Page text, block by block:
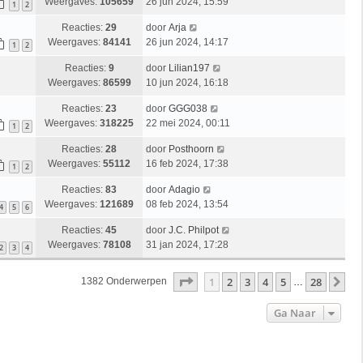
1 2
1 2
Reacties: 29
Weergaves: 84141
door Arja
26 jun 2024, 14:17
Reacties: 9
Weergaves: 86599
door Lilian197
10 jun 2024, 16:18
1 2
Reacties: 23
Weergaves: 318225
door GGG038
22 mei 2024, 00:11
1 2
Reacties: 28
Weergaves: 55112
door Posthoorn
16 feb 2024, 17:38
4 5 6
Reacties: 83
Weergaves: 121689
door Adagio
08 feb 2024, 13:54
2 3 4
Reacties: 45
Weergaves: 78108
door J.C. Philpot
31 jan 2024, 17:28
1382 Onderwerpen Pagina1 Van 28
1 2 3 4 5 … 28
Ga Naar